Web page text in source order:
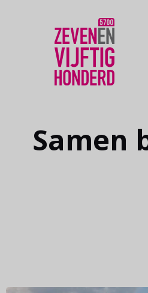
Samen